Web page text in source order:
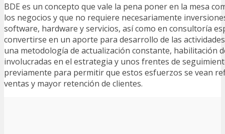
BDE es un concepto que vale la pena poner en la mesa
los negocios y que no requiere necesariamente
software, hardware y servicios, así como en consultoría
convertirse en un aporte para desarrollo de las
una metodología de actualización constante, habilitación
involucradas en el estrategia y unos frentes de
previamente para permitir que estos esfuerzos se vean
ventas y mayor retención de clientes.